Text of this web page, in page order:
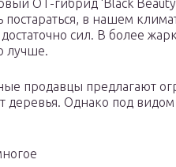
ОТ-гибрид ‘Black
в нашем
сил. В более
лучше.
продавцы предлагают
деревья. Однако под